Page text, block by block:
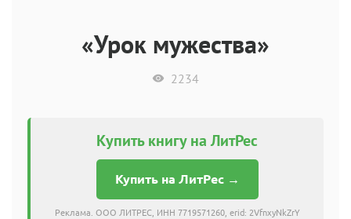
«Урок мужества»
2234
Купить книгу на ЛитРес
Купить на ЛитРес →
Реклама. ООО ЛИТРЕС, ИНН 7719571260, erid: 2VfnxyNkZrY